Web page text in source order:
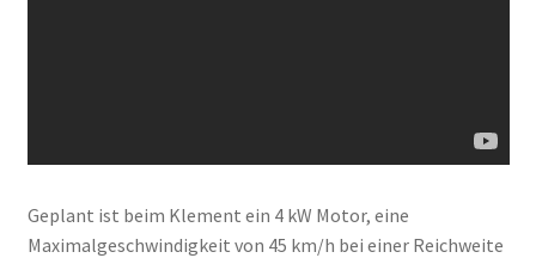
Geplant ist beim Klement ein 4 kW Motor, eine
Maximalgeschwindigkeit von 45 km/h bei einer Reichweite